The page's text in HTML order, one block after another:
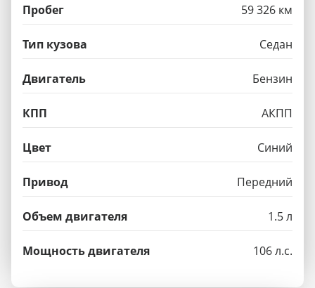
Пробег 59 326 км
Тип кузова Седан
Двигатель Бензин
КПП АКПП
Цвет Синий
Привод Передний
Объем двигателя 1.5 л
Мощность двигателя 106 л.с.